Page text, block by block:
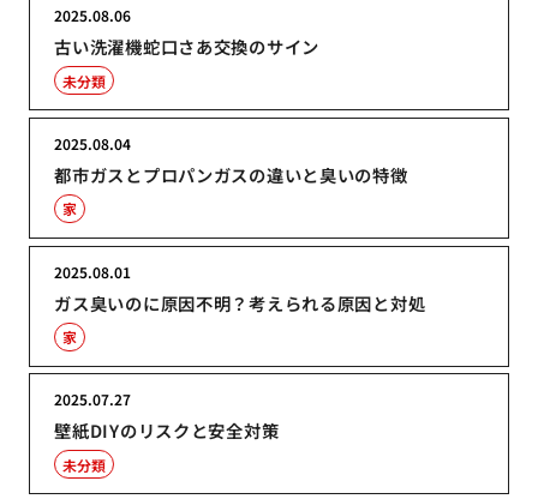
古い洗濯機蛇口さあ交換のサイン
2025.08.06
未分類
都市ガスとプロパンガスの違いと臭いの特徴
2025.08.04
家
ガス臭いのに原因不明？考えられる原因と対処
2025.08.01
家
壁紙DIYのリスクと安全対策
2025.07.27
未分類